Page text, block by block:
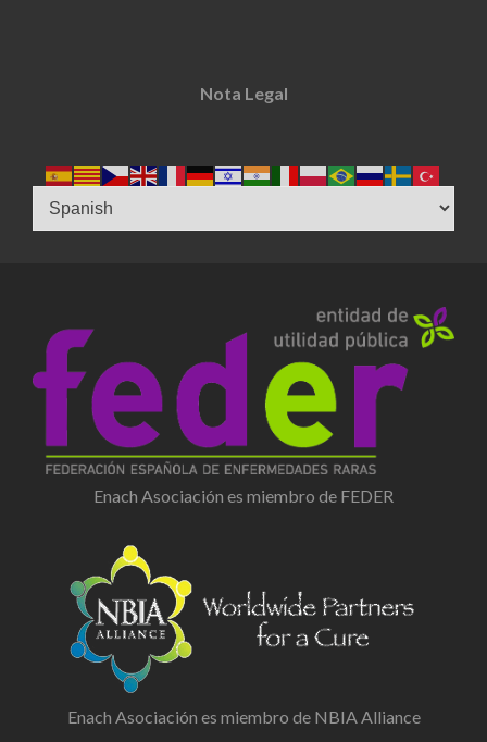
Nota Legal
Enach Asociación es miembro de FEDER
Enach Asociación es miembro de NBIA Alliance